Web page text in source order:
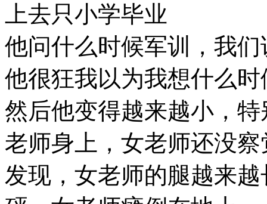
上去只小学毕业
他问什么时候军训，我们
他很狂我以为我想什么
然后他变得越来越小，
老师身上，女老师还没
发现，女老师的腿越来